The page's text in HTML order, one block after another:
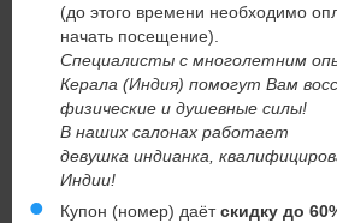
(до этого времени необходимо
начать посещение).
Специалисты с многолетним
Керала (Индия) помогут Вам
физические и душевные силы!
В наших салонах работает
девушка индианка,
Индии!
Купон (номер) даётскидку до